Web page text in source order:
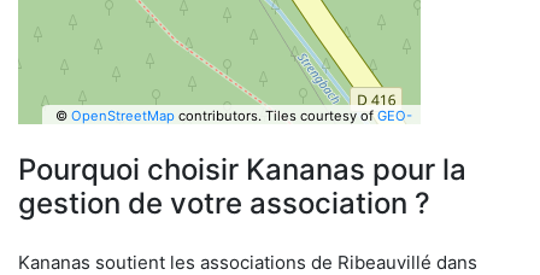
© OpenStreetMapcontributors. Tiles courtesy ofGEO-
Pourquoi choisir Kananas pour la
gestion de votre association ?
Kananas soutient les associations de Ribeauvillé dans